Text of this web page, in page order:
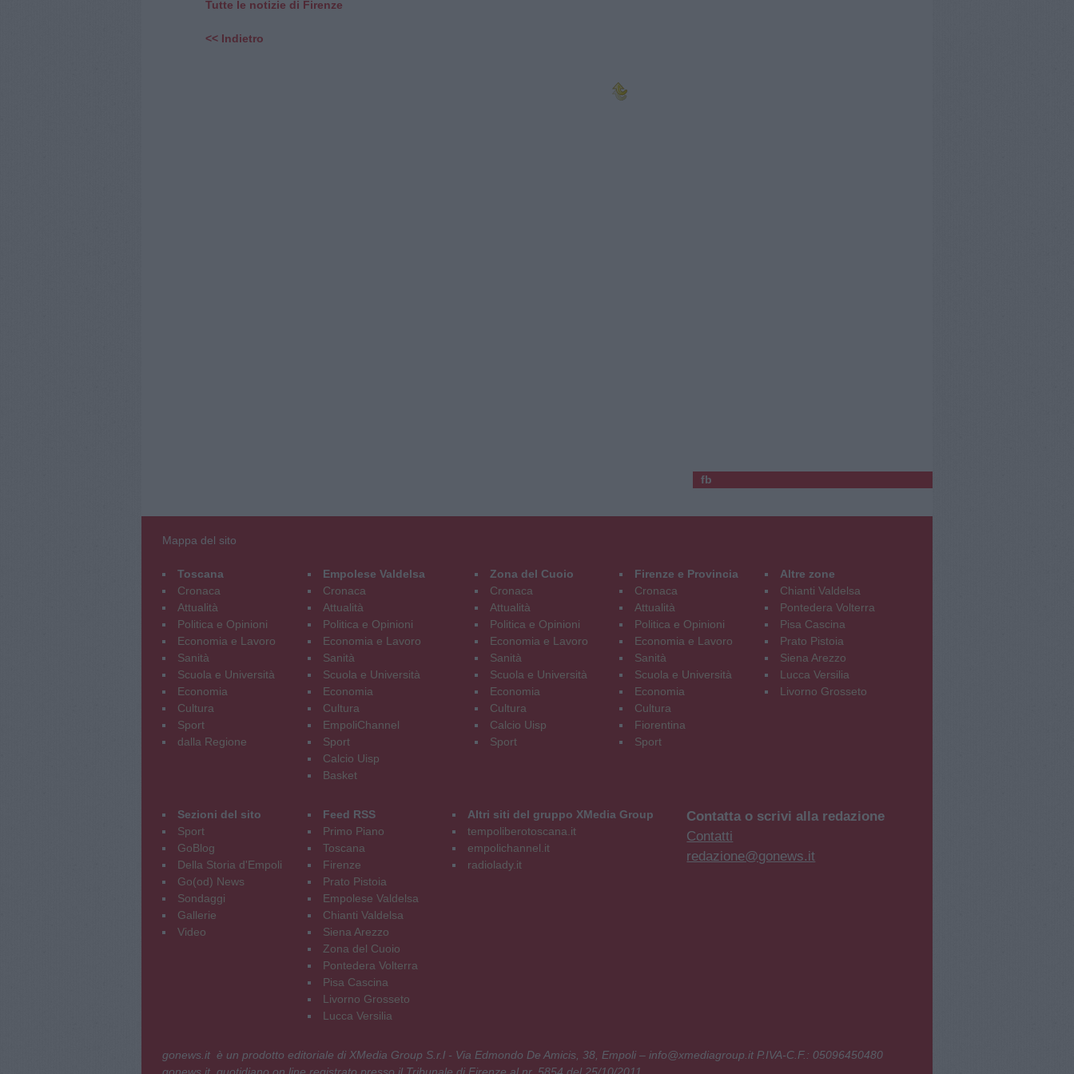
Tutte le notizie di Firenze
<< Indietro
fb
Mappa del sito
Toscana
Cronaca
Attualità
Politica e Opinioni
Economia e Lavoro
Sanità
Scuola e Università
Economia
Cultura
Sport
dalla Regione
Empolese Valdelsa
Cronaca
Attualità
Politica e Opinioni
Economia e Lavoro
Sanità
Scuola e Università
Economia
Cultura
EmpoliChannel
Sport
Calcio Uisp
Basket
Zona del Cuoio
Cronaca
Attualità
Politica e Opinioni
Economia e Lavoro
Sanità
Scuola e Università
Economia
Cultura
Calcio Uisp
Sport
Firenze e Provincia
Cronaca
Attualità
Politica e Opinioni
Economia e Lavoro
Sanità
Scuola e Università
Economia
Cultura
Fiorentina
Sport
Altre zone
Chianti Valdelsa
Pontedera Volterra
Pisa Cascina
Prato Pistoia
Siena Arezzo
Lucca Versilia
Livorno Grosseto
Sezioni del sito
Sport
GoBlog
Della Storia d'Empoli
Go(od) News
Sondaggi
Gallerie
Video
Feed RSS
Primo Piano
Toscana
Firenze
Prato Pistoia
Empolese Valdelsa
Chianti Valdelsa
Siena Arezzo
Zona del Cuoio
Pontedera Volterra
Pisa Cascina
Livorno Grosseto
Lucca Versilia
Altri siti del gruppo XMedia Group
tempoliberotoscana.it
empolichannel.it
radiolady.it
Contatta o scrivi alla redazione
Contatti
redazione@gonews.it
gonews.it è un prodotto editoriale di XMedia Group S.r.l - Via Edmondo De Amicis, 38, Empoli – info@xmediagroup.it P.IVA-C.F.: 05096450480